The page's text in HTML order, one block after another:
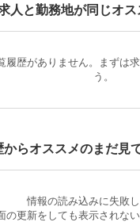
人と勤務地が同じオス
履歴がありません。まずは
う。
からオススメのまだ見
情報の読み込みに失敗し
の更新をしても表示されな